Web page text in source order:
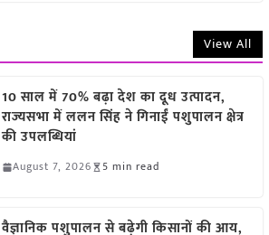
View All
10 साल में 70% बढ़ा देश का दूध उत्पादन,
राज्यसभा में ललन सिंह ने गिनाईं पशुपालन क्षेत्र
की उपलब्धियां
August 7, 2026 5 min read
वैज्ञानिक पशुपालन से बढ़ेगी किसानों की आय,